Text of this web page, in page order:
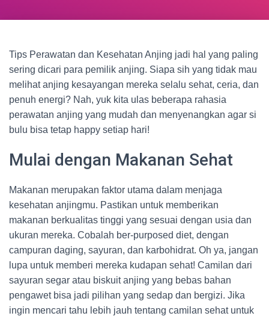
Tips Perawatan dan Kesehatan Anjing jadi hal yang paling
sering dicari para pemilik anjing. Siapa sih yang tidak mau
melihat anjing kesayangan mereka selalu sehat, ceria, dan
penuh energi? Nah, yuk kita ulas beberapa rahasia
perawatan anjing yang mudah dan menyenangkan agar si
bulu bisa tetap happy setiap hari!
Mulai dengan Makanan Sehat
Makanan merupakan faktor utama dalam menjaga
kesehatan anjingmu. Pastikan untuk memberikan
makanan berkualitas tinggi yang sesuai dengan usia dan
ukuran mereka. Cobalah ber-purposed diet, dengan
campuran daging, sayuran, dan karbohidrat. Oh ya, jangan
lupa untuk memberi mereka kudapan sehat! Camilan dari
sayuran segar atau biskuit anjing yang bebas bahan
pengawet bisa jadi pilihan yang sedap dan bergizi. Jika
ingin mencari tahu lebih jauh tentang camilan sehat untuk